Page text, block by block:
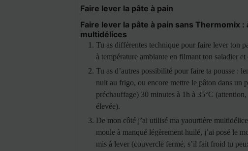
Faire lever la pâte à pain
Faire lever la pâte à pain sans Thermomix
multidélices
Tu as différentes technique pour faire lever ton
à température ambiante en filmant ton saladier
Tu as d’autres possibilité pour faire ta pousse :
nuit au frigo, ou encore mettre le pâton dans un
préchauffage) 30 minutes à 1h à 35°C
élevée).
De mon côté j’ai utilisé ma yaourtière
moule à manqué légèrement huilé, j’ai posé le
mis à lever (couvercle fermé, s’il fait froid tu